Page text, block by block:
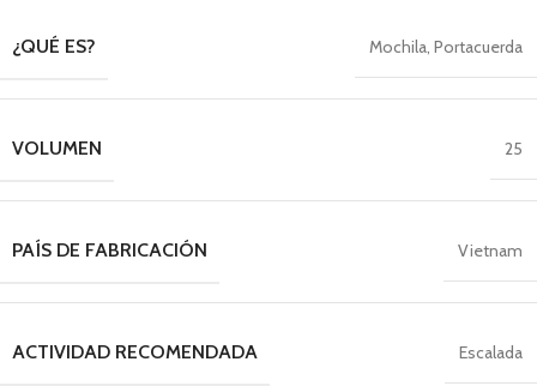
¿QUÉ ES? Mochila, Portacuerda
VOLUMEN 25
PAÍS DE FABRICACIÓN Vietnam
ACTIVIDAD RECOMENDADA Escalada